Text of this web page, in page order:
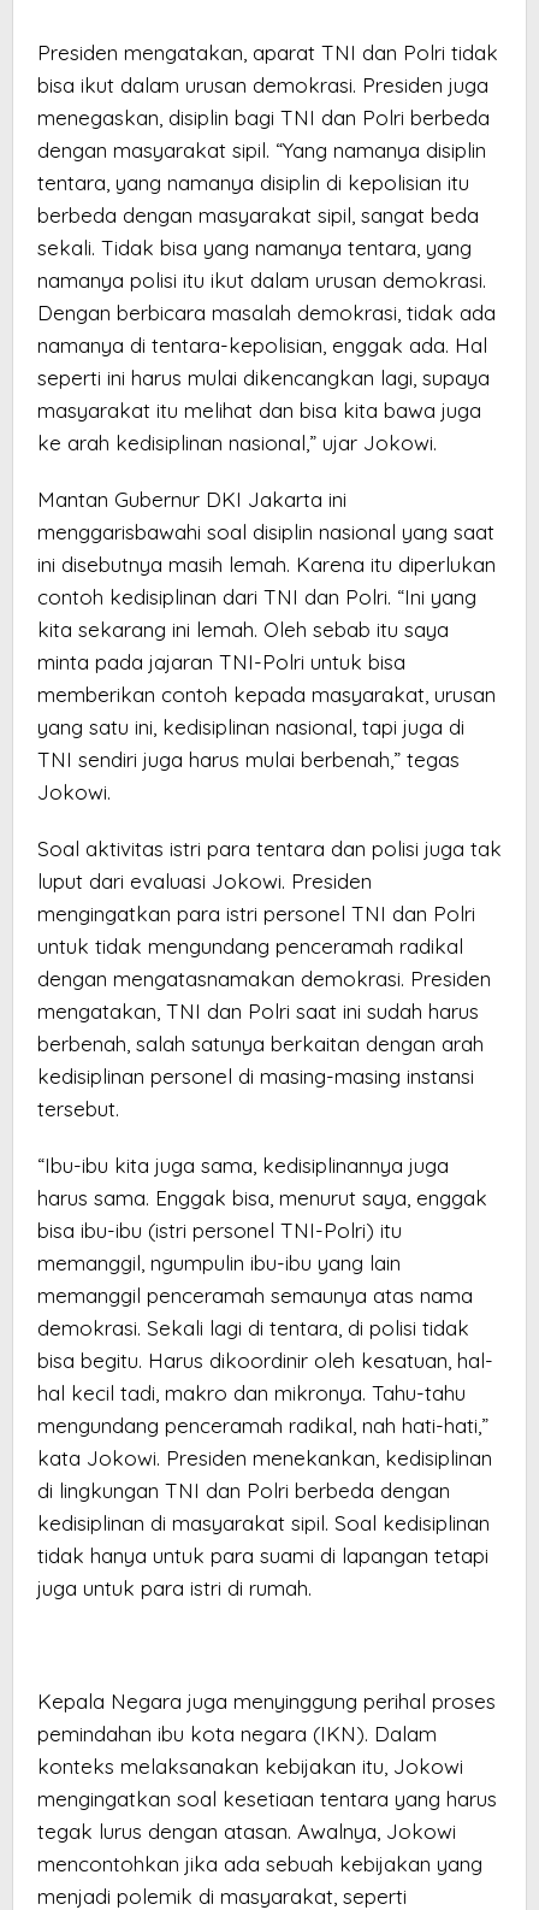
Presiden mengatakan, aparat TNI dan Polri tidak
bisa ikut dalam urusan demokrasi. Presiden juga
menegaskan, disiplin bagi TNI dan Polri berbeda
dengan masyarakat sipil. “Yang namanya disiplin
tentara, yang namanya disiplin di kepolisian itu
berbeda dengan masyarakat sipil, sangat beda
sekali. Tidak bisa yang namanya tentara, yang
namanya polisi itu ikut dalam urusan demokrasi.
Dengan berbicara masalah demokrasi, tidak ada
namanya di tentara-kepolisian, enggak ada. Hal
seperti ini harus mulai dikencangkan lagi, supaya
masyarakat itu melihat dan bisa kita bawa juga
ke arah kedisiplinan nasional,” ujar Jokowi.
Mantan Gubernur DKI Jakarta ini
menggarisbawahi soal disiplin nasional yang saat
ini disebutnya masih lemah. Karena itu diperlukan
contoh kedisiplinan dari TNI dan Polri. “Ini yang
kita sekarang ini lemah. Oleh sebab itu saya
minta pada jajaran TNI-Polri untuk bisa
memberikan contoh kepada masyarakat, urusan
yang satu ini, kedisiplinan nasional, tapi juga di
TNI sendiri juga harus mulai berbenah,” tegas
Jokowi.
Soal aktivitas istri para tentara dan polisi juga tak
luput dari evaluasi Jokowi. Presiden
mengingatkan para istri personel TNI dan Polri
untuk tidak mengundang penceramah radikal
dengan mengatasnamakan demokrasi. Presiden
mengatakan, TNI dan Polri saat ini sudah harus
berbenah, salah satunya berkaitan dengan arah
kedisiplinan personel di masing-masing instansi
tersebut.
“Ibu-ibu kita juga sama, kedisiplinannya juga
harus sama. Enggak bisa, menurut saya, enggak
bisa ibu-ibu (istri personel TNI-Polri) itu
memanggil, ngumpulin ibu-ibu yang lain
memanggil penceramah semaunya atas nama
demokrasi. Sekali lagi di tentara, di polisi tidak
bisa begitu. Harus dikoordinir oleh kesatuan, hal-
hal kecil tadi, makro dan mikronya. Tahu-tahu
mengundang penceramah radikal, nah hati-hati,”
kata Jokowi. Presiden menekankan, kedisiplinan
di lingkungan TNI dan Polri berbeda dengan
kedisiplinan di masyarakat sipil. Soal kedisiplinan
tidak hanya untuk para suami di lapangan tetapi
juga untuk para istri di rumah.
Kepala Negara juga menyinggung perihal proses
pemindahan ibu kota negara (IKN). Dalam
konteks melaksanakan kebijakan itu, Jokowi
mengingatkan soal kesetiaan tentara yang harus
tegak lurus dengan atasan. Awalnya, Jokowi
mencontohkan jika ada sebuah kebijakan yang
menjadi polemik di masyarakat, seperti